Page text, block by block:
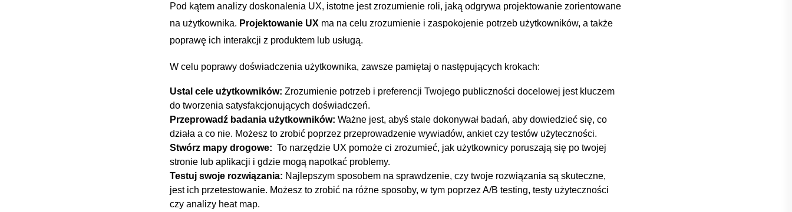
Pod kątem analizy ⁢doskonalenia UX, istotne jest zrozumienie roli, jaką odgrywa projektowanie ‍zorientowane
na użytkownika. Projektowanie​ UX ma na celu zrozumienie i zaspokojenie potrzeb⁢ użytkowników, a także​
poprawę ich interakcji z ‌produktem lub usługą.
W celu poprawy doświadczenia użytkownika, zawsze pamiętaj o następujących krokach:
Ustal cele użytkowników: Zrozumienie potrzeb i preferencji Twojego publiczności ​docelowej jest kluczem
do tworzenia satysfakcjonujących doświadczeń.
Przeprowadź badania użytkowników: Ważne jest, abyś stale dokonywał badań, aby dowiedzieć się, co
działa a co nie. Możesz to zrobić poprzez przeprowadzenie wywiadów, ankiet czy testów użyteczności.
Stwórz mapy drogowe: ⁤ To narzędzie UX ⁣pomoże ci zrozumieć, jak ⁣użytkownicy poruszają się po twojej
stronie lub aplikacji i⁣ gdzie ⁣mogą napotkać problemy.
Testuj swoje rozwiązania: Najlepszym‍ sposobem na sprawdzenie, czy twoje rozwiązania są skuteczne,
jest ich przetestowanie. Możesz to zrobić na różne sposoby, w tym poprzez A/B testing, testy użyteczności
⁤czy⁢ analizy heat map.